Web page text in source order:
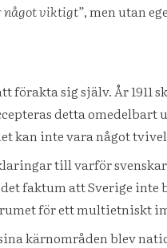
något viktigt”, men utan
förakta sig själv. År
detta
kan inte vara något tvivel
till varför
faktum att Sverige inte
för ett multietniskt
kärnområden blev